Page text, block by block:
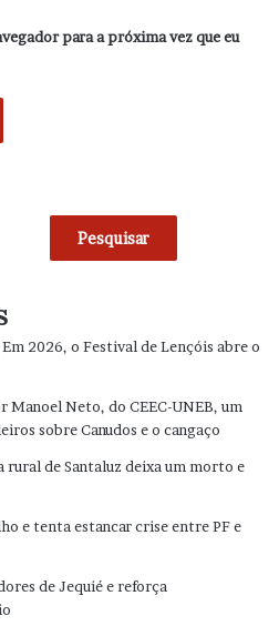
para a próxima vez que eu
Pesquisar
2026, o Festival de Lençóis abre o
Neto, do CEEC-UNEB, um
sobre Canudos e o cangaço
rural de Santaluz deixa um morto e
e tenta estancar crise entre PF e
de Jequié e reforça